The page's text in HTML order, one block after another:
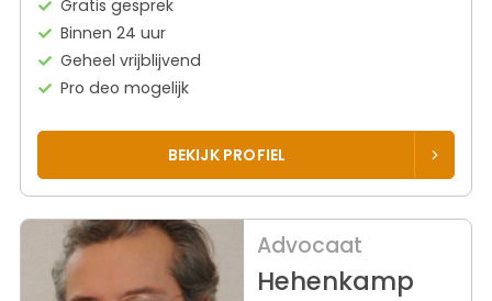
Gratis gesprek
Binnen 24 uur
Geheel vrijblijvend
Pro deo mogelijk
BEKIJK PROFIEL
Advocaat
Hehenkamp